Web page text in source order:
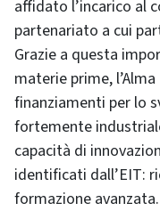
affidato l’incarico al
partenariato a cui
Grazie a questa
materie prime,
finanziamenti per lo
fortemente
capacità di
identificati dall’EIT:
formazione avanzata.